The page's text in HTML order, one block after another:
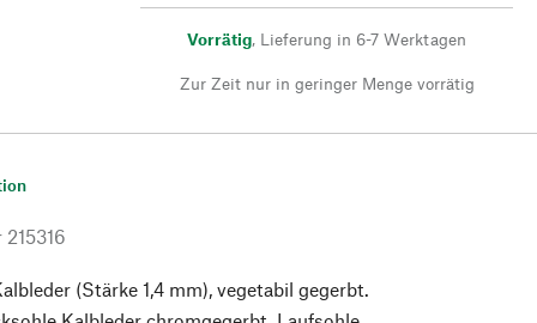
Vorrätig, Lieferung in 6-7 Werktagen
Zur Zeit nur in geringer Menge vorrätig
215316
(Stärke 1,4 mm), vegetabil gegerbt.